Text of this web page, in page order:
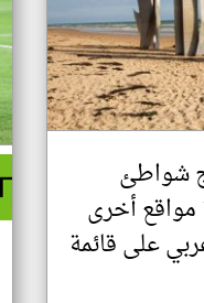
شواطئ
مواقع أخرى
على قائمة